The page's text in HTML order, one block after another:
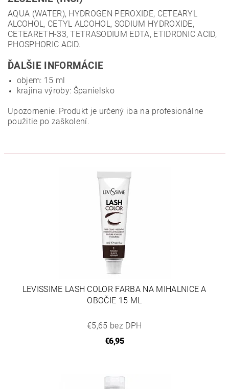
AQUA (WATER), HYDROGEN PEROXIDE, CETEARYL
ALCOHOL, CETYL ALCOHOL, SODIUM HYDROXIDE,
CETEARETH-33, TETRASODIUM EDTA, ETIDRONIC ACID,
PHOSPHORIC ACID.
ĎALŠIE INFORMÁCIE
objem: 15 ml
krajina výroby: Španielsko
Upozornenie: Produkt je určený iba na profesionálne
použitie po zaškolení.
LEVISSIME LASH COLOR FARBA NA MIHALNICE A
OBOČIE 15 ML
€5,65 bez DPH
€6,95